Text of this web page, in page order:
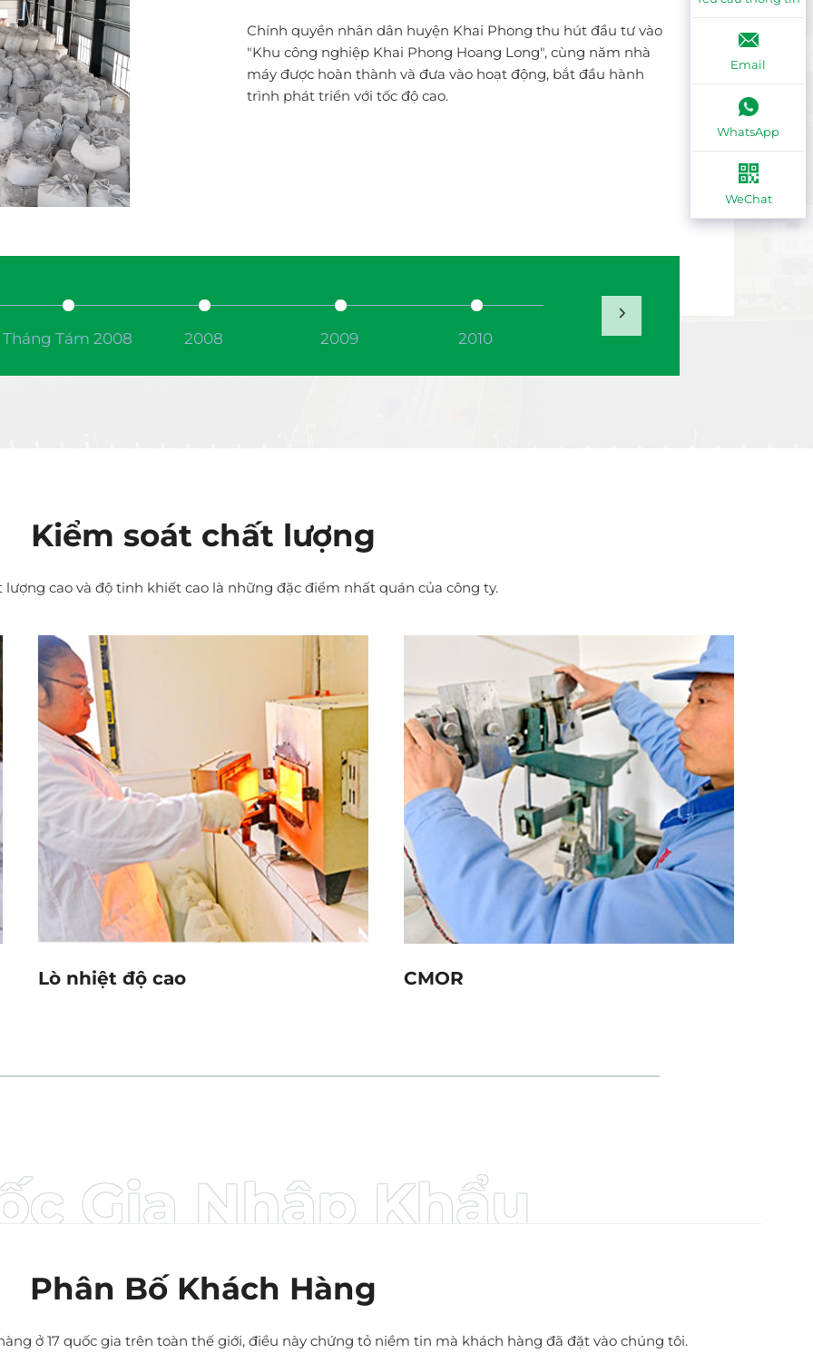
Chính quyền nhân dân huyện Khai Phong thu hút đầu tư vào
"Khu công nghiệp Khai Phong Hoang Long", cùng năm nhà
máy được hoàn thành và đưa vào hoạt động, bắt đầu hành
trình phát triển với tốc độ cao.
Tháng Tám 2008 2008 2009 2010 2011
Kiểm soát chất lượng
lượng cao và độ tinh khiết cao là những đặc điểm nhất quán của công ty.
Lò nhiệt độ cao CMOR
Gia Nhập Khẩu
Phân Bố Khách Hàng
ở 17 quốc gia trên toàn thế giới, điều này chứng tỏ niềm tin mà khách hàng đã đặt vào chúng tôi.
Email
WhatsApp
WeChat